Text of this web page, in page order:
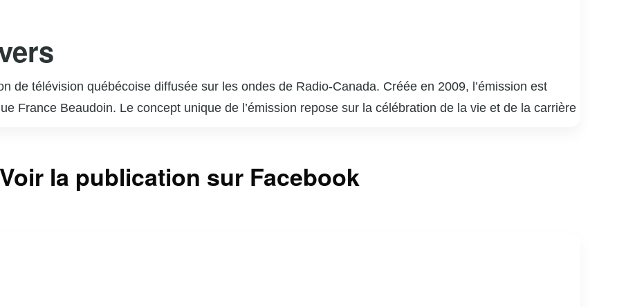
de télévision québécoise diffusée sur les ondes de Radio-Canada. Créée en 2009, l’émission est
France Beaudoin. Le concept unique de l’émission repose sur la célébration de la vie et de la carrière
émotive et authentique. « En direct de l’univers » a su captiver le cœur des téléspectateurs
et a reçu de nombreux éloges pour sa capacité à révéler des facettes intimes et méconnues de ses
Voir la publication sur Facebook